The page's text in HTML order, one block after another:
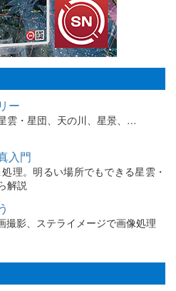
ー
雲・星団、天の川、星景、…
入門
理。明るい場所でもできる星雲・
解説
撮影、ステライメージで画像処理